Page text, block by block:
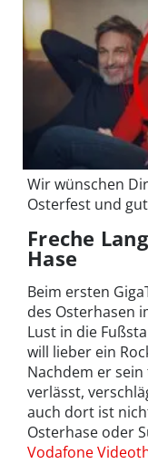
Wir wünschen
Osterfest und
Freche
Hase
Beim ersten
des Osterhasen
Lust in die
will lieber ein
Nachdem er
verlässt,
auch dort ist
Osterhase oder
Vodafone